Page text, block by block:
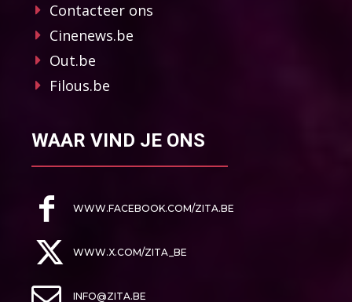
Contacteer ons
Cinenews.be
Out.be
Filous.be
WAAR VIND JE ONS
WWW.FACEBOOK.COM/ZITA.BE
WWW.X.COM/ZITA_BE
INFO@ZITA.BE